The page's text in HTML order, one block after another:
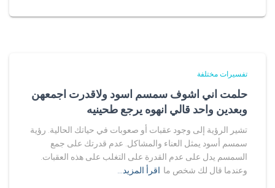
تفسيرات مختلفة
حلمت اني اشوف سمسم اسود ولاقدرت اجمعهن
وبعدين واحد قالي انهوه يرجع طحينيه
تشير الرؤية إلى وجود عقبات أو صعوبات في حياتك الحالية. رؤية
سمسم أسود يمثل العناء والمشاكل. عدم قدرتك على جمع
السمسم يدل على عدم القدرة على التغلب على هذه العقبات.
وعندما قال لك شخص ما اقرأ المزيد…